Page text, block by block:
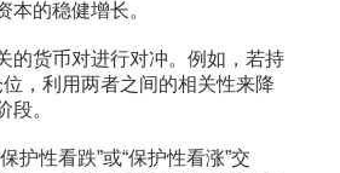
的稳健增长。
货币对进行对冲。例如，若持
，利用两者之间的相关性来降
。
性看跌”或“保护性看涨”交